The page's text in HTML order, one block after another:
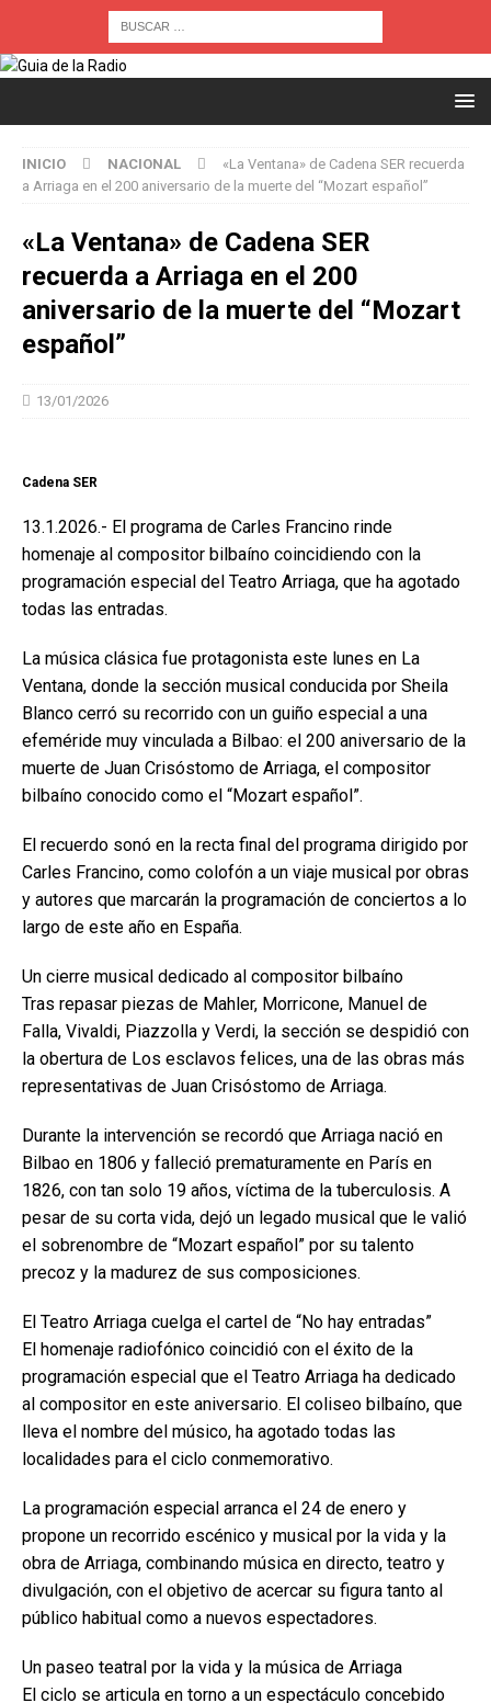
INICIO NACIONAL
«La Ventana» de Cadena SER recuerda
a Arriaga en el 200 aniversario de la muerte del “Mozart español”
«La Ventana» de Cadena SER
recuerda a Arriaga en el 200
aniversario de la muerte del “Mozart
español”
13/01/2026
Cadena SER
13.1.2026.- El programa de Carles Francino rinde
homenaje al compositor bilbaíno coincidiendo con la
programación especial del Teatro Arriaga, que ha agotado
todas las entradas.
La música clásica fue protagonista este lunes en La
Ventana, donde la sección musical conducida por Sheila
Blanco cerró su recorrido con un guiño especial a una
efeméride muy vinculada a Bilbao: el 200 aniversario de la
muerte de Juan Crisóstomo de Arriaga, el compositor
bilbaíno conocido como el “Mozart español”.
El recuerdo sonó en la recta final del programa dirigido por
Carles Francino, como colofón a un viaje musical por obras
y autores que marcarán la programación de conciertos a lo
largo de este año en España.
Un cierre musical dedicado al compositor bilbaíno
Tras repasar piezas de Mahler, Morricone, Manuel de
Falla, Vivaldi, Piazzolla y Verdi, la sección se despidió con
la obertura de Los esclavos felices, una de las obras más
representativas de Juan Crisóstomo de Arriaga.
Durante la intervención se recordó que Arriaga nació en
Bilbao en 1806 y falleció prematuramente en París en
1826, con tan solo 19 años, víctima de la tuberculosis. A
pesar de su corta vida, dejó un legado musical que le valió
el sobrenombre de “Mozart español” por su talento
precoz y la madurez de sus composiciones.
El Teatro Arriaga cuelga el cartel de “No hay entradas”
El homenaje radiofónico coincidió con el éxito de la
programación especial que el Teatro Arriaga ha dedicado
al compositor en este aniversario. El coliseo bilbaíno, que
lleva el nombre del músico, ha agotado todas las
localidades para el ciclo conmemorativo.
La programación especial arranca el 24 de enero y
propone un recorrido escénico y musical por la vida y la
obra de Arriaga, combinando música en directo, teatro y
divulgación, con el objetivo de acercar su figura tanto al
público habitual como a nuevos espectadores.
Un paseo teatral por la vida y la música de Arriaga
El ciclo se articula en torno a un espectáculo concebido